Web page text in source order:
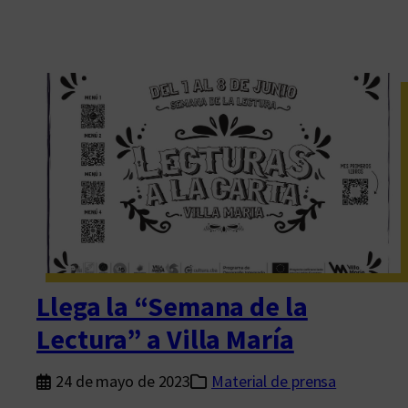
Llega la “Semana de la
Lectura” a Villa María
24 de mayo de 2023 Material de prensa